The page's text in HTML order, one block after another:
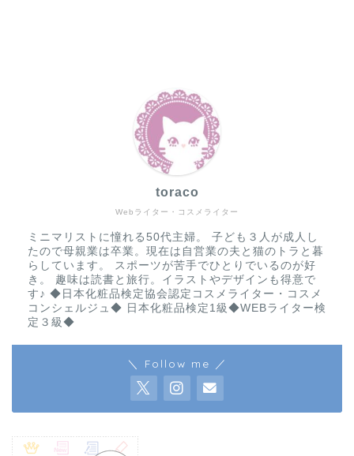
Webライター・コスメライター
toraco
ミニマリストに憧れる50代主婦。 子ども３人が成人し
たので母親業は卒業。現在は自営業の夫と猫のトラと暮
らしています。 スポーツが苦手でひとりでいるのが好
き。 趣味は読書と旅行。イラストやデザインも得意で
す♪ ◆日本化粧品検定協会認定コスメライター・コスメ
コンシェルジュ◆ 日本化粧品検定1級◆WEBライター検
定３級◆
＼ Follow me ／